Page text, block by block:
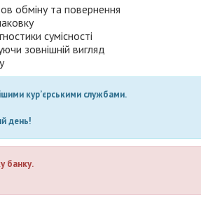
обміну та повернення
сумісності
зовнішній вигляд
кур’єрськими службами.
день!
банку.